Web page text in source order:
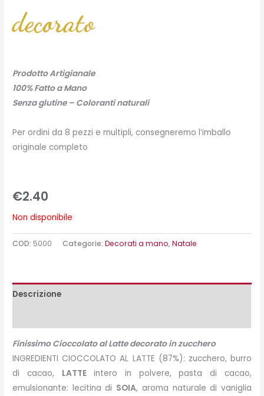
decorato
Prodotto Artigianale
100% Fatto a Mano
Senza glutine – Coloranti naturali
Per ordini da 8 pezzi e multipli, consegneremo l’imballo
originale completo
€2.40
Non disponibile
COD: 5000 Categorie:Decorati a mano,Natale
Descrizione
Finissimo Cioccolato al Latte decorato in zucchero
INGREDIENTI CIOCCOLATO AL LATTE (87%): zucchero, burro
di cacao, LATTEintero in polvere, pasta di cacao,
emulsionante: lecitina di SOIA, aroma naturale di vaniglia